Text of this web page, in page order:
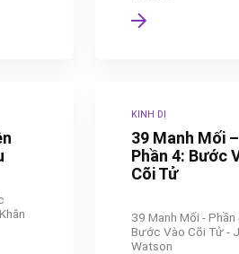
KINH DỊ
39 Manh Mối –
Phần 4: Bước
Cõi Tử
39 Manh Mối - Phần
Bước Vào Cõi Tử -
Watson